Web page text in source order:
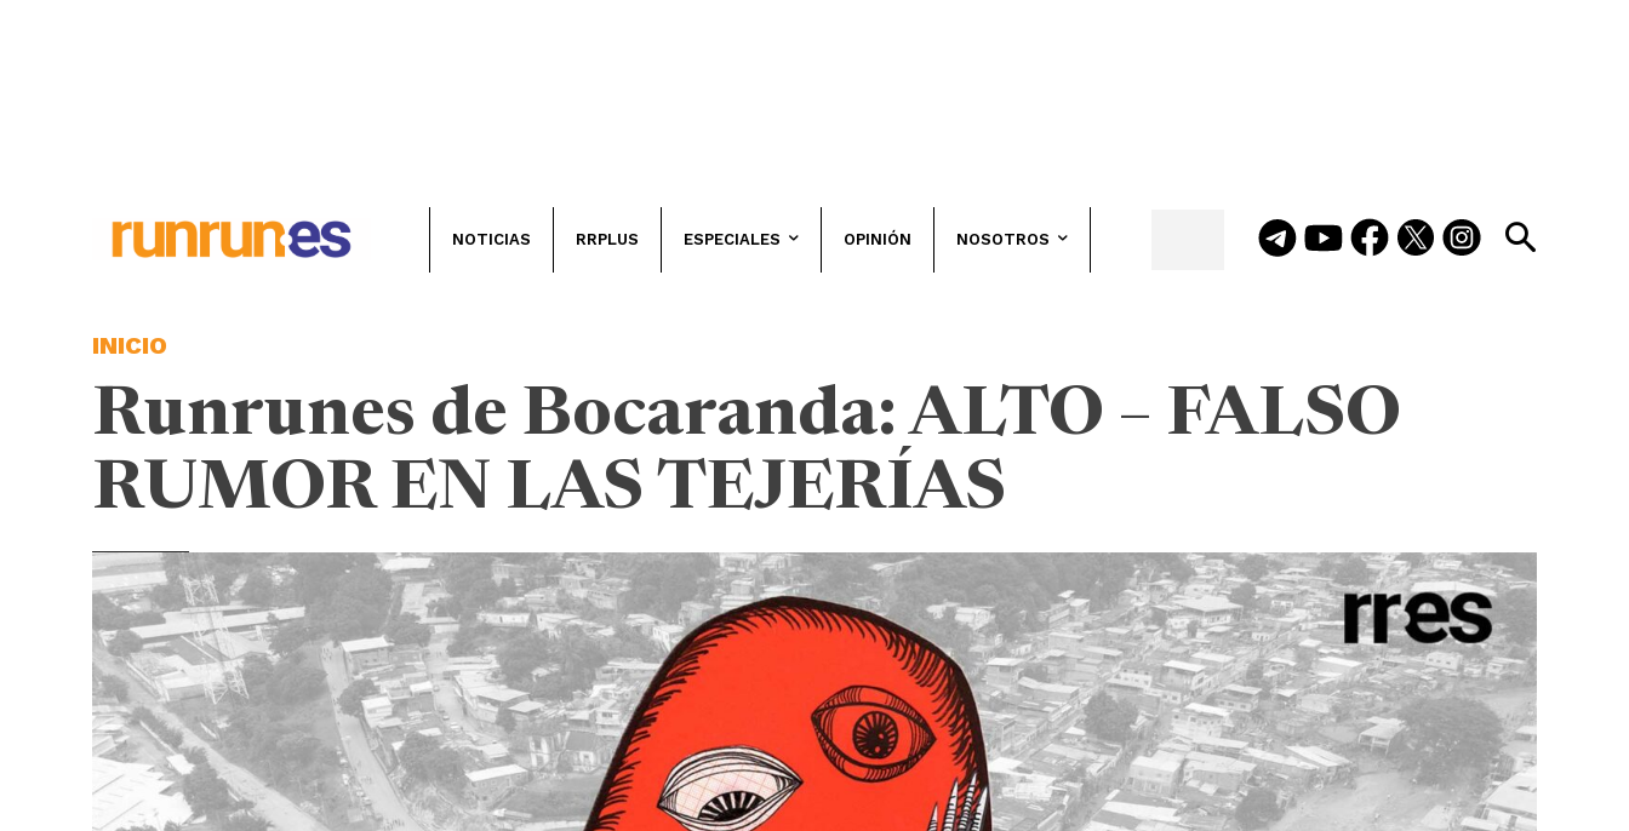
NOTICIAS RRPLUS ESPECIALES OPINIÓN NOSOTROS
INICIO
Runrunes de Bocaranda: ALTO – FALSO
RUMOR EN LAS TEJERÍAS